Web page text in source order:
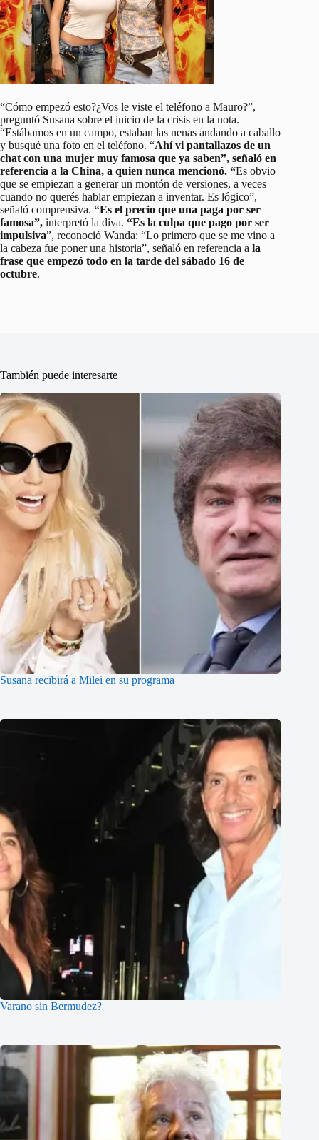
“Cómo empezó esto?¿Vos le viste el teléfono a Mauro?”,
preguntó Susana sobre el inicio de la crisis en la nota.
“Estábamos en un campo, estaban las nenas andando a caballo
y busqué una foto en el teléfono. “Ahí vi pantallazos de un
chat con una mujer muy famosa que ya saben”, señaló en
referencia a la China, a quien nunca mencionó. “Es obvio
que se empiezan a generar un montón de versiones, a veces
cuando no querés hablar empiezan a inventar. Es lógico”,
señaló comprensiva. “Es el precio que una paga por ser
famosa”, interpretó la diva. “Es la culpa que pago por ser
impulsiva”, reconoció Wanda: “Lo primero que se me vino a
la cabeza fue poner una historia”, señaló en referencia a la
frase que empezó todo en la tarde del sábado 16 de
octubre.
También puede interesarte
Susana recibirá a Milei en su programa
Varano sin Bermudez?